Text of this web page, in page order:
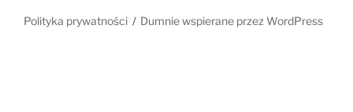
a
Polityka prywatności Dumnie wspierane przez WordPress